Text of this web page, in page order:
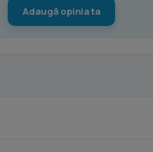
Adaugă opinia ta